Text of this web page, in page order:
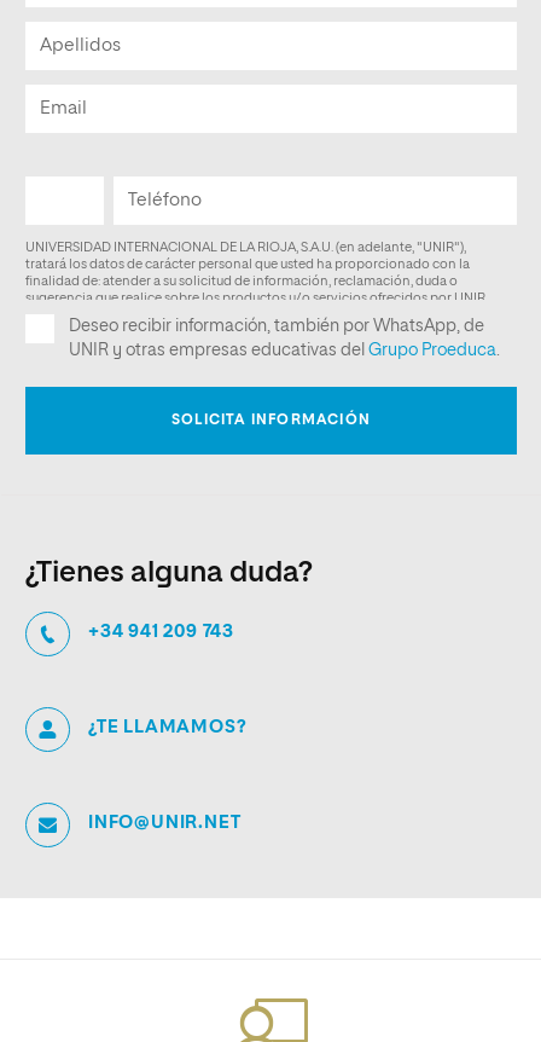
¿Tienes alguna duda?
+34 941 209 743
¿TE LLAMAMOS?
INFO@UNIR.NET